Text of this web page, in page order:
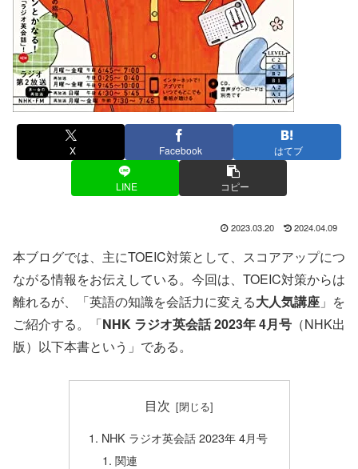
X Facebook はてブ
LINE コピー
2023.03.20 2024.04.09
本ブログでは、主にTOEIC対策として、スコアアップにつ
ながる情報をお伝えしている。今回は、TOEIC対策からは
離れるが、「英語の知識を会話力に変える大人気講座 」を
ご紹介する。「NHK ラジオ英会話 2023年 4月号 （NHK出
版）以下本書という」である。
目次
NHK ラジオ英会話 2023年 4月号
関連